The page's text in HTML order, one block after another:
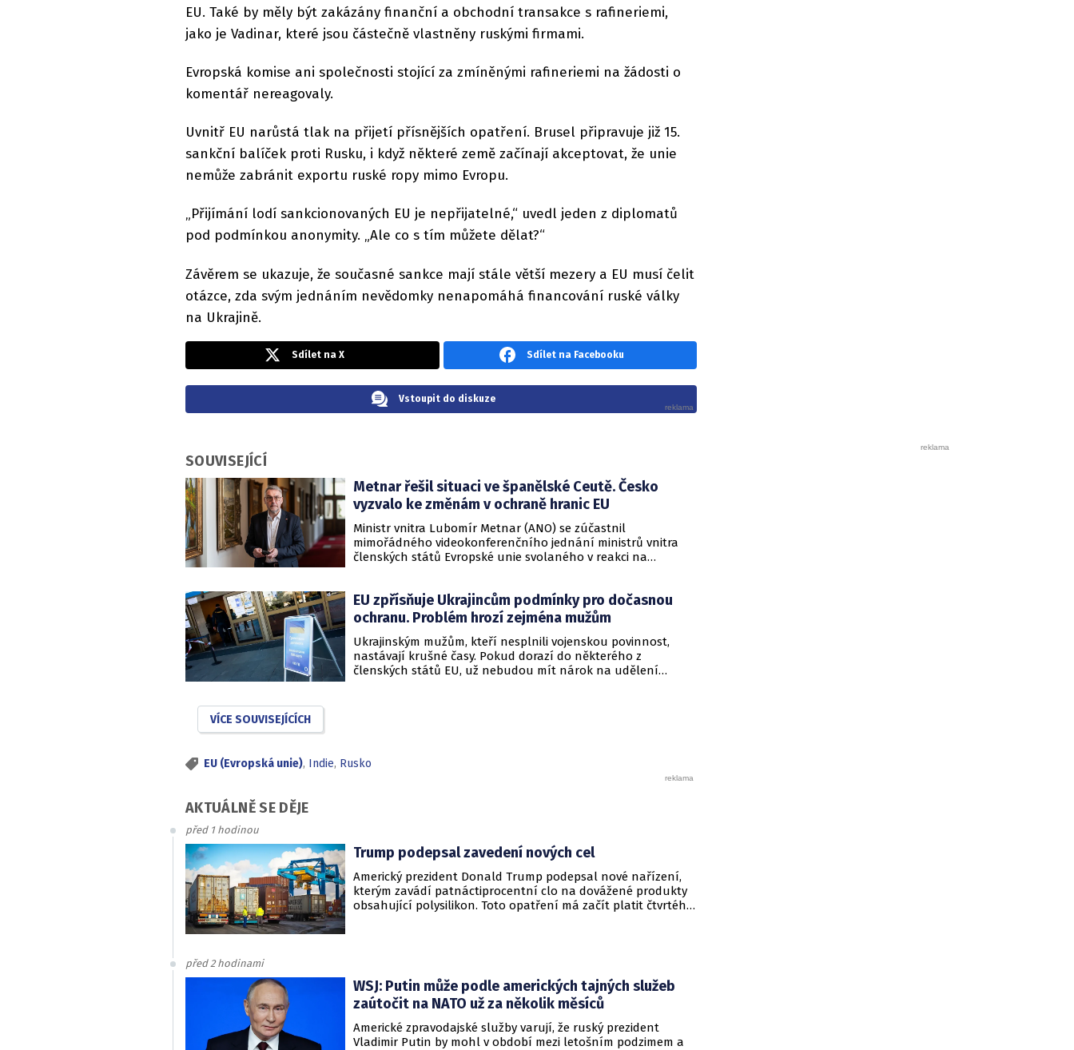
EU. Také by měly být zakázány finanční a obchodní transakce s rafineriemi,
jako je Vadinar, které jsou částečně vlastněny ruskými firmami.
Evropská komise ani společnosti stojící za zmíněnými rafineriemi na žádosti o
komentář nereagovaly.
Uvnitř EU narůstá tlak na přijetí přísnějších opatření. Brusel připravuje již 15.
sankční balíček proti Rusku, i když některé země začínají akceptovat, že unie
nemůže zabránit exportu ruské ropy mimo Evropu.
„Přijímání lodí sankcionovaných EU je nepřijatelné,“ uvedl jeden z diplomatů
pod podmínkou anonymity. „Ale co s tím můžete dělat?“
Závěrem se ukazuje, že současné sankce mají stále větší mezery a EU musí čelit
otázce, zda svým jednáním nevědomky nenapomáhá financování ruské války
na Ukrajině.
Sdílet na X Sdílet na Facebooku
Vstoupit do diskuze
SOUVISEJÍCÍ
Metnar řešil situaci ve španělské Ceutě. Česko
vyzvalo ke změnám v ochraně hranic EU
Ministr vnitra Lubomír Metnar (ANO) se zúčastnil
mimořádného videokonferenčního jednání ministrů vnitra
členských států Evropské unie svolaného v reakci na
při ochraně vnějších hranic Evropské unie.
EU zpřísňuje Ukrajincům podmínky pro dočasnou
ochranu. Problém hrozí zejména mužům
Ukrajinským mužům, kteří nesplnili vojenskou povinnost,
nastávají krušné časy. Pokud dorazí do některého z
členských států EU, už nebudou mít nárok na udělení
VÍCE SOUVISEJÍCÍCH
EU (Evropská unie), Indie, Rusko
AKTUÁLNĚ SE DĚJE
před 1 hodinou
Trump podepsal zavedení nových cel
Americký prezident Donald Trump podepsal nové nařízení,
kterým zavádí patnáctiprocentní clo na dovážené produkty
obsahující polysilikon. Toto opatření má začít platit čtvrtého
před 2 hodinami
WSJ: Putin může podle amerických tajných služeb
zaútočit na NATO už za několik měsíců
Americké zpravodajské služby varují, že ruský prezident
Vladimir Putin by mohl v období mezi letošním podzimem a